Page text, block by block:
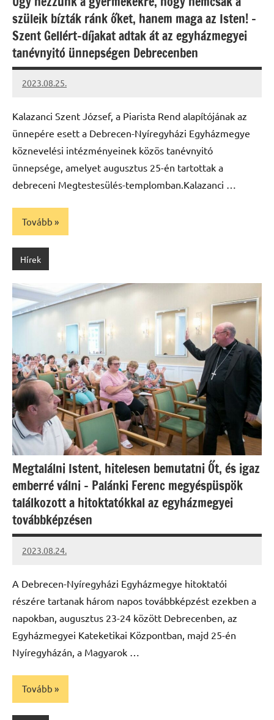
szüleik bízták ránk őket, hanem maga az Isten! –
Szent Gellért-díjakat adtak át az egyházmegyei
tanévnyitó ünnepségen Debrecenben
2023.08.25.
kovacs.agi
Kalazanci Szent József, a Piarista Rend alapítójának az
ünnepére esett a Debrecen-Nyíregyházi Egyházmegye
köznevelési intézményeinek közös tanévnyitó
ünnepsége, amelyet augusztus 25-én tartottak a
debreceni Megtestesülés-templomban.Kalazanci …
Tovább
Hírek
Megtalálni Istent, hitelesen bemutatni Őt, és igaz
emberré válni – Palánki Ferenc megyéspüspök
találkozott a hitoktatókkal az egyházmegyei
továbbképzésen
2023.08.24.
kovacs.agi
A Debrecen-Nyíregyházi Egyházmegye hitoktatói
részére tartanak három napos továbbképzést ezekben a
napokban, augusztus 23-24 között Debrecenben, az
Egyházmegyei Kateketikai Központban, majd 25-én
Nyíregyházán, a Magyarok …
Tovább